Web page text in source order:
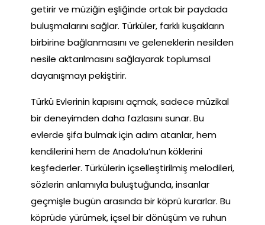
getirir ve müziğin eşliğinde ortak bir paydada
buluşmalarını sağlar. Türküler, farklı kuşakların
birbirine bağlanmasını ve geleneklerin nesilden
nesile aktarılmasını sağlayarak toplumsal
dayanışmayı pekiştirir.
Türkü Evlerinin kapısını açmak, sadece müzikal
bir deneyimden daha fazlasını sunar. Bu
evlerde şifa bulmak için adım atanlar, hem
kendilerini hem de Anadolu’nun köklerini
keşfederler. Türkülerin içselleştirilmiş melodileri,
sözlerin anlamıyla buluştuğunda, insanlar
geçmişle bugün arasında bir köprü kurarlar. Bu
köprüde yürümek, içsel bir dönüşüm ve ruhun